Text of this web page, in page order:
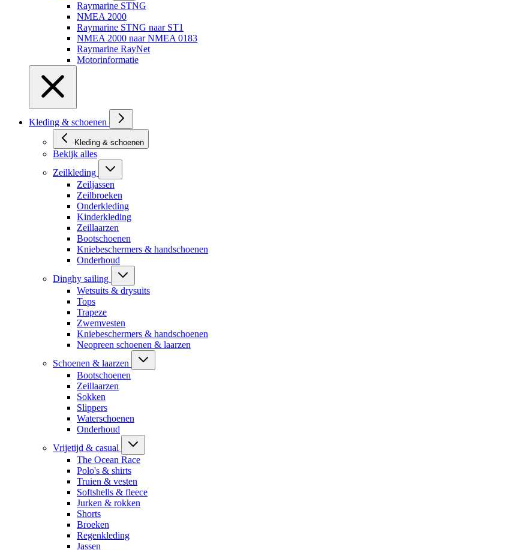
Raymarine STNG
NMEA 2000
Raymarine STNG naar ST1
NMEA 2000 naar NMEA 0183
Raymarine RayNet
Motorinformatie
Kleding & schoenen
Kleding & schoenen
Bekijk alles
Zeilkleding
Zeiljassen
Zeilbroeken
Onderkleding
Kinderkleding
Zeillaarzen
Bootschoenen
Kniebeschermers & handschoenen
Onderhoud
Dinghy sailing
Wetsuits & drysuits
Tops
Trapeze
Zwemvesten
Kniebeschermers & handschoenen
Neopreen schoenen & laarzen
Schoenen & laarzen
Bootschoenen
Zeillaarzen
Sokken
Slippers
Waterschoenen
Onderhoud
Vrijetijd & casual
The Ocean Race
Polo's & shirts
Truien & vesten
Softshells & fleece
Jurken & rokken
Shorts
Broeken
Regenkleding
Jassen